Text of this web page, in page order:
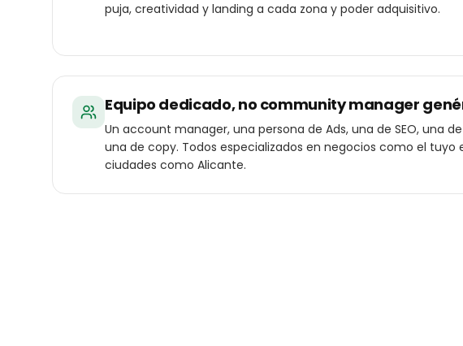
puja, creatividad y landing a cada zona y poder adquisitivo.
Equipo dedicado, no community manager
Un account manager, una persona de Ads, una de SEO, una
una de copy. Todos especializados en negocios como el tuyo
ciudades como Alicante.